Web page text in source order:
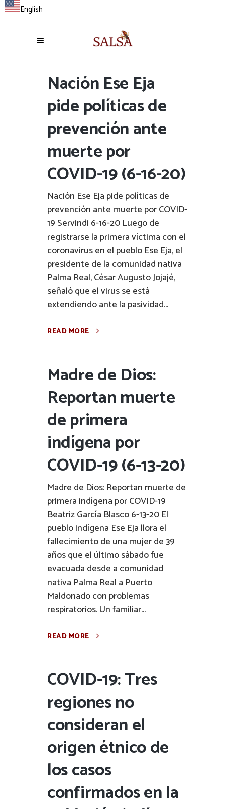
English
Nación Ese Eja
pide políticas de
prevención ante
muerte por
COVID-19 (6-16-20)
Nación Ese Eja pide políticas de
prevención ante muerte por COVID-
19 Servindi 6-16-20 Luego de
registrarse la primera víctima con el
coronavirus en el pueblo Ese Eja, el
presidente de la comunidad nativa
Palma Real, César Augusto Jojajé,
señaló que el virus se está
extendiendo ante la pasividad...
READ MORE
Madre de Dios:
Reportan muerte
de primera
indígena por
COVID-19 (6-13-20)
Madre de Dios: Reportan muerte de
primera indígena por COVID-19
Beatriz García Blasco 6-13-20 El
pueblo indígena Ese Eja llora el
fallecimiento de una mujer de 39
años que el último sábado fue
evacuada desde a comunidad
nativa Palma Real a Puerto
Maldonado con problemas
respiratorios. Un familiar...
READ MORE
COVID-19: Tres
regiones no
consideran el
origen étnico de
los casos
confirmados en la